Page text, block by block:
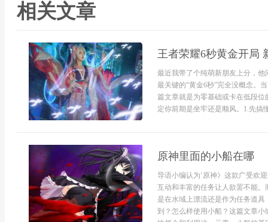
相关文章
王者荣耀6秒黄金开局
最近我带了个纯萌新朋友上分，他
最关键的“黄金6秒”完全没概念。
篇文章就是为零基础或卡在低段
定你前期是坐牢还是顺风。1.先搞
原神里面的小船在哪
导语小编认为‘原神》这款广受欢
互动和丰富的任务让人欲罢不能
是在水域上漂流还是作为任务道
到？怎么样使用小船？这篇文章